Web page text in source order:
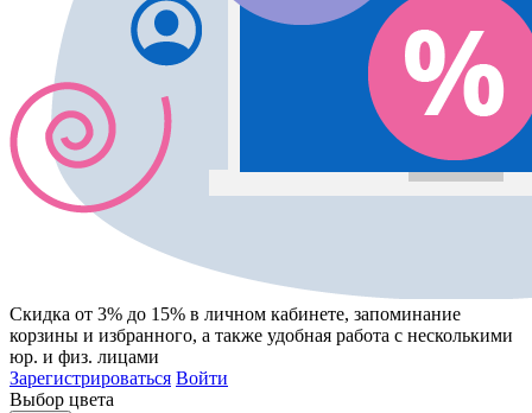
Скидка от 3% до 15% в личном кабинете, запоминание
корзины и избранного, а также удобная работа с несколькими
юр. и физ. лицами
Зарегистрироваться Войти
Выбор цвета